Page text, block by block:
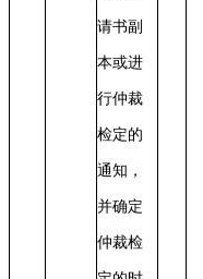
请书副
本或进
行仲裁
检定的
通知，
并确定
仲裁检